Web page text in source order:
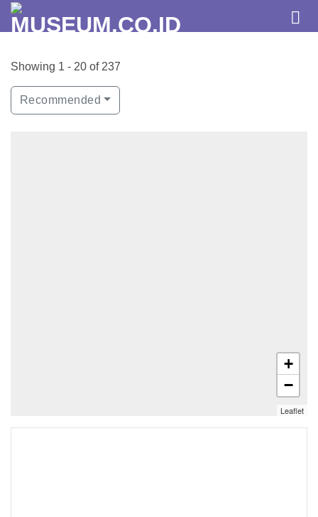
Skip
Showing 1 - 20 of 237
Recommended
+
−
Leaflet